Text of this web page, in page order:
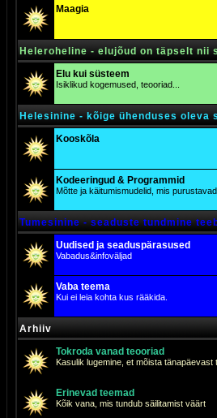
Maagia
Heleroheline - elujõud on täpselt nii
Elu kui süsteem
Isiklikud kogemused, teooriad...
Helesinine - kõige ühenduses oleva
Kooskõla
Kodeeringud & Programmid
Mõtte ja käitumismudelid, mis
Tumesinine - seaduste tundmine
Uudised ja seaduspärasused
Vabadus&infoväljad
Vaba teema
Kui ei leia kohta kus rääkida.
Arhiiv
Tokroda vanad teooriad
Kasulik lugemine, et mõista tänapäevast
Erinevad teemad
Kõik vana, mis tundub säilitamist väärt